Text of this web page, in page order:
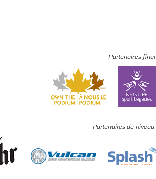
Partenaires
Partenaires de